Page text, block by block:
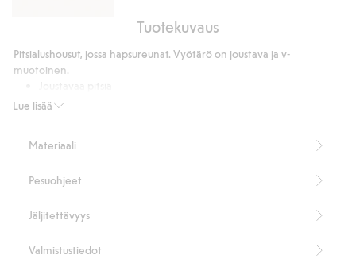
Tuotekuvaus
Lue lisää
Pitsialushousut, jossa hapsureunat. Vyötärö on joustava ja v-
muotoinen.
V-muotoinen vyötärö
Tuotenumero
Materiaali
Pesuohjeet
Jäljitettävyys
Valmistustiedot